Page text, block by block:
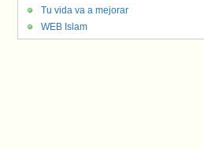
Tu vida va a mejorar
WEB Islam